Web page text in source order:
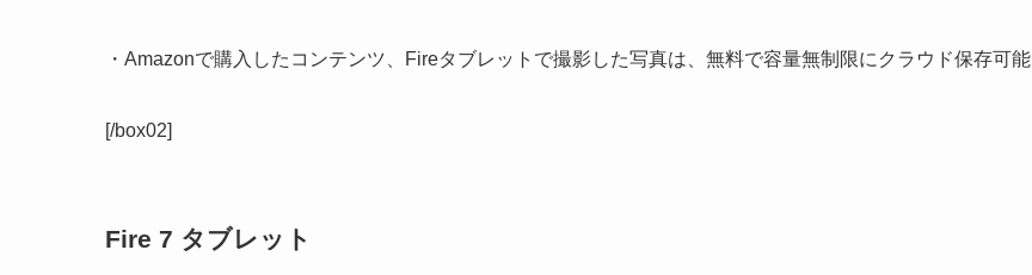
・Amazonで購入したコンテンツ、Fireタブレットで撮影した写真は、無料で容量無制限にクラウド保存可能
[/box02]
Fire 7 タブレット